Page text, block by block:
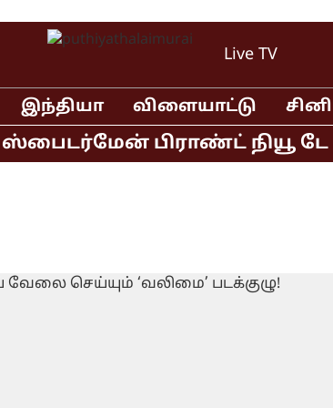
Live TV
இந்தியா விளையாட்டு
பிராண்ட் நியூ டே